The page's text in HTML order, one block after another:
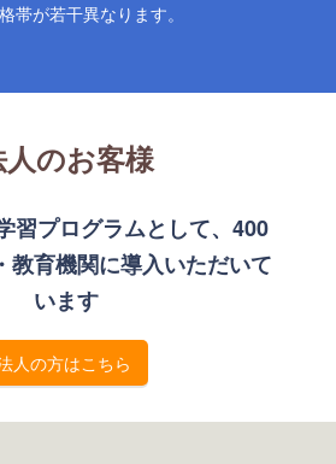
帯が若干異なります。
のお客様
習プログラムとして、400
教育機関に導入いただいて
います
人の方はこちら